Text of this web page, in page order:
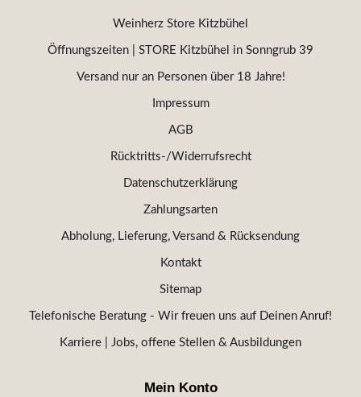
Weinherz Store Kitzbühel
Öffnungszeiten | STORE Kitzbühel in Sonngrub 39
Versand nur an Personen über 18 Jahre!
Impressum
AGB
Rücktritts-/Widerrufsrecht
Datenschutzerklärung
Zahlungsarten
Abholung, Lieferung, Versand & Rücksendung
Kontakt
Sitemap
Telefonische Beratung - Wir freuen uns auf Deinen Anruf!
Karriere | Jobs, offene Stellen & Ausbildungen
Mein Konto